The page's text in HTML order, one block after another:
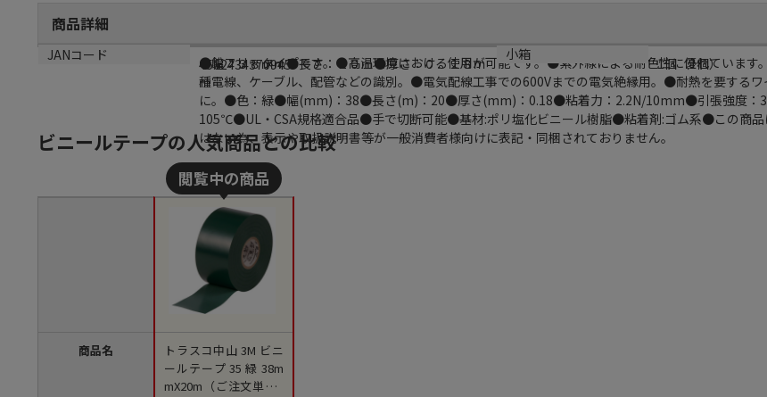
商品詳細
商品説明
●鉛フリータイプです。●高温環境における使用が可能です。●紫外線による耐色性に優れていま
種電線、ケーブル、配管などの識別。●電気配線工事での600Vまでの電気絶縁用。●耐熱を要する
に。●色：緑●幅(mm)：38●長さ(m)：20●厚さ(mm)：0.18●粘着力：2.2N/10mm●引張強度：
105℃●UL・CSA規格適合品●手で切断可能●基材:ポリ塩化ビニール樹脂●粘着剤:ゴム系●この商品
はない為、表示や取扱説明書等が一般消費者様向けに表記・同梱されておりません。
サイズ
●幅：３８ｍｍ●長さ：２０ｍ●厚さ：０．１８ｍ
ｍ
小箱
1個（1個）
JANコード
4562434370945
ビニールテープの人気商品との比較
商品名
トラスコ中山 3M ビニ
ールテープ 35 緑 38m
mX20m（ご注文単位1